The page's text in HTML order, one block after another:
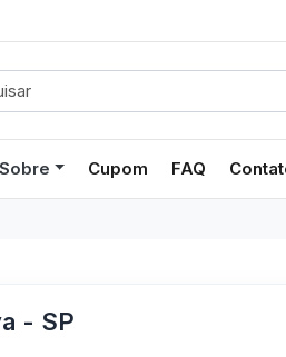
Sobre Cupom FAQ
- SP